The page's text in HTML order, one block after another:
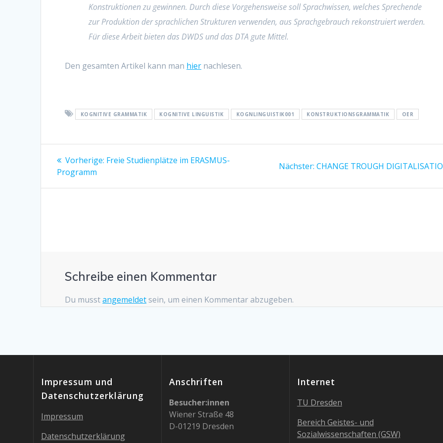
Konstruktionen zu gewinnen. Durch diese Vorgehensweise soll Sprachwissen, welches Sprechende
zur Produktion der sprachlichen Strukturen verwenden, aus Sprachgebrauch rekonstruiert werden.
Für diese Arbeit bieten das DWDS und das DTA gute Mittel.
Den gesamten Artikel kann man hier nachlesen.
KOGNITIVE GRAMMATIK KOGNITIVE LINGUISTIK KOGNLINGUISTIK001 KONSTRUKTIONSGRAMMATIK OER
Beitragsnavigation
Vorherige: Vorheriger
Freie Studienplätze im ERASMUS-
Programm
Nächster: Nächster
CHANGE TROUGH
Schreibe einen Kommentar
Du musstangemeldetsein, um einen Kommentar abzugeben.
Impressum und
Datenschutzerklärung
Impressum
Datenschutzerklärung
Anschriften
Besucher:innen
Wiener Straße 48
D-01219 Dresden
Internet
TU Dresden
Bereich Geistes- und
Sozialwissenschaften (GSW)